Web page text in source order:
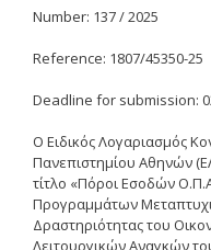
(ιστορικό αρχείο)
Δημοσιότητα
Logos - Funding
Δημοσιότητα Έργων
Ε.Σ.Π.Α. (2007-2013)
Δημοσιότητα Έργων
Ε.Σ.Π.Α. (2014-2020)
Number: 137 / 2025
Reference: 1807/45350-25
Deadline for submission:
Ο Ειδικός Λογαριασμός
Πανεπιστημίου Αθηνών
τίτλο «Πόροι Εσοδών
Προγραμμάτων
Δραστηριότητας του
Λειτουργικών Αναγκών